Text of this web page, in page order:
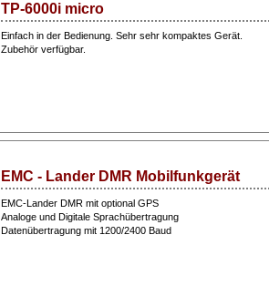
TP-6000i micro
Einfach in der Bedienung. Sehr sehr kompaktes Gerät.
Zubehör verfügbar.
EMC - Lander DMR Mobilfunkgerät
EMC-Lander DMR mit optional GPS
Analoge und Digitale Sprachübertragung
Datenübertragung mit 1200/2400 Baud